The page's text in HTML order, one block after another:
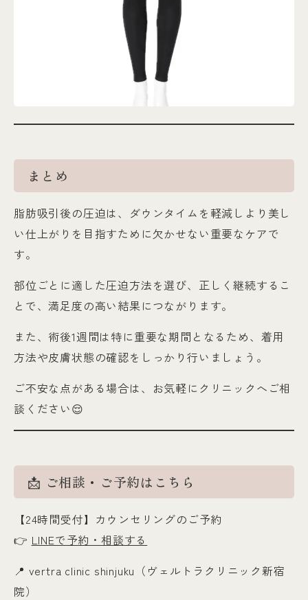
まとめ
脂肪吸引後の圧迫は、ダウンタイムを軽減しより美し
い仕上がりを目指すために欠かせない重要なケアで
す。
部位ごとに適した圧迫方法を選び、正しく継続するこ
とで、満足度の高い結果につながります。
また、術後1週間は特に重要な期間となるため、着用
方法や皮膚状態の確認をしっかり行いましょう。
ご不安な点がある場合は、お気軽にクリニックへご相
談ください😌
📩 ご相談・ご予約はこちら
【24時間受付】カウンセリングのご予約
👉 LINEで予約・相談する
📍 vertra clinic shinjuku（ヴェルトラクリニック新宿
院）